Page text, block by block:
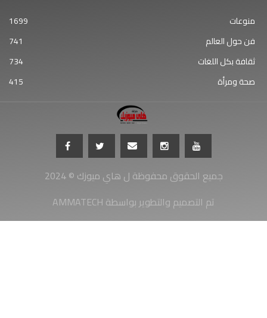
منوعات
1699
فن حول العالم
741
ثقافة بكل اللغات
734
صحة ومرأة
415
جميع الحقوق محفوظة ل هاي ميوزك © 2024
AMMATECH تم التصميم والتطوير بواسطة